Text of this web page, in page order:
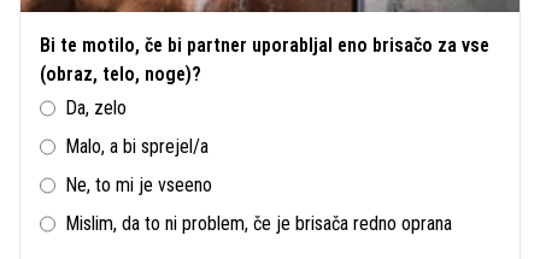
Bi te motilo, če bi partner uporabljal eno brisačo za vse
(obraz, telo, noge)?
Da, zelo
Malo, a bi sprejel/a
Ne, to mi je vseeno
Mislim, da to ni problem, če je brisača redno oprana